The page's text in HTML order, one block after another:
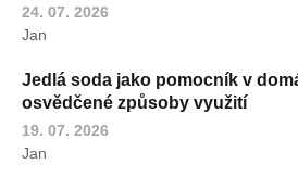
24. 07. 2026
Jan
Jedlá soda jako pomocník v
osvědčené způsoby využití
19. 07. 2026
Jan